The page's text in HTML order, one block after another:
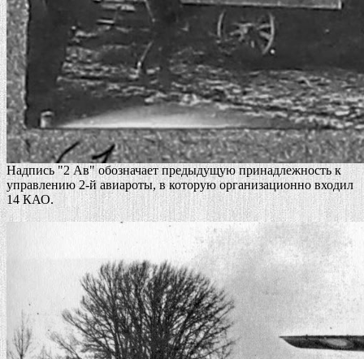
Надпись "2 Ав" обозначает предыдущую принадлежность к
управлению 2-й авиароты, в которую организационно входил
14 КАО.